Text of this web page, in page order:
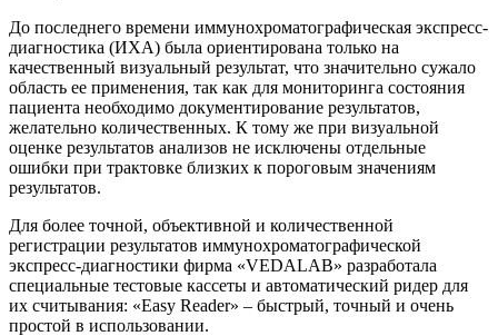
До последнего времени иммунохроматографическая экспресс-
диагностика (ИХА) была ориентирована только на
качественный визуальный результат, что значительно сужало
область ее применения, так как для мониторинга состояния
пациента необходимо документирование результатов,
желательно количественных. К тому же при визуальной
оценке результатов анализов не исключены отдельные
ошибки при трактовке близких к пороговым значениям
результатов.
Для более точной, объективной и количественной
регистрации результатов иммунохроматографической
экспресс-диагностики фирма «VEDALAB» разработала
специальные тестовые кассеты и автоматический ридер для
их считывания: «Easy Reader» – быстрый, точный и очень
простой в использовании.